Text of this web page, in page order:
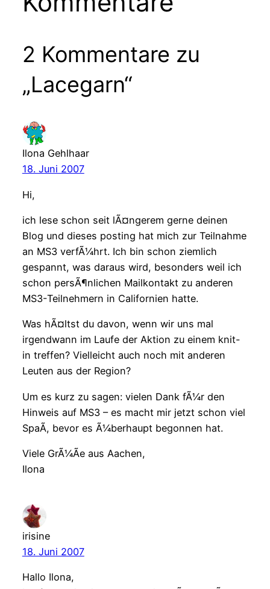
2 Kommentare zu
„Lacegarn“
Ilona Gehlhaar
18. Juni 2007
Hi,
ich lese schon seit lÃ¤ngerem gerne deinen
Blog und dieses posting hat mich zur Teilnahme
an MS3 verfÃ¼hrt. Ich bin schon ziemlich
gespannt, was daraus wird, besonders weil ich
schon persÃ¶nlichen Mailkontakt zu anderen
MS3-Teilnehmern in Californien hatte.
Was hÃ¤ltst du davon, wenn wir uns mal
irgendwann im Laufe der Aktion zu einem knit-
in treffen? Vielleicht auch noch mit anderen
Leuten aus der Region?
Um es kurz zu sagen: vielen Dank fÃ¼r den
Hinweis auf MS3 – es macht mir jetzt schon viel
SpaÃ, bevor es Ã¼berhaupt begonnen hat.
Viele GrÃ¼Ãe aus Aachen,
Ilona
irisine
18. Juni 2007
Hallo Ilona,